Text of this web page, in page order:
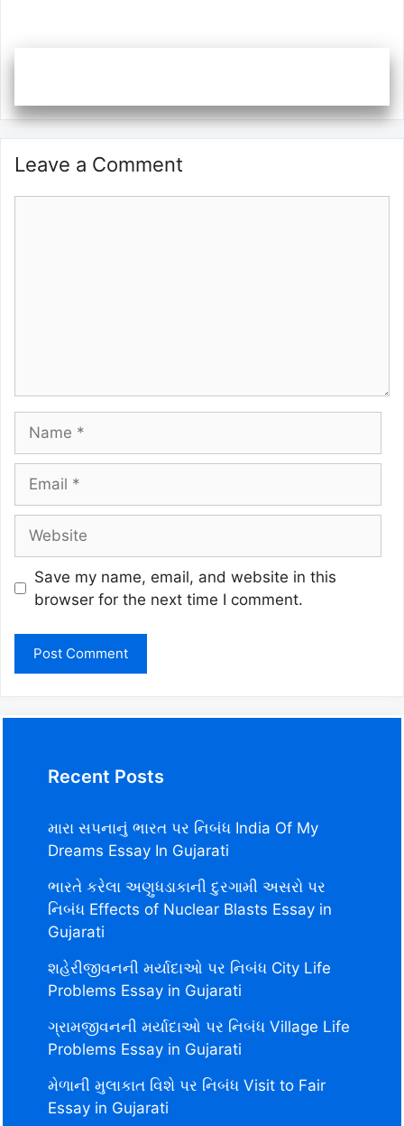
Leave a Comment
Save my name, email, and website in this
browser for the next time I comment.
Recent Posts
મારા સપનાનું ભારત પર નિબંધ India Of My
Dreams Essay In Gujarati
ભારતે કરેલા અણુધડાકાની દુરગામી અસરો પર
નિબંધ Effects of Nuclear Blasts Essay in
Gujarati
શહેરીજીવનની મર્યાદાઓ પર નિબંધ City Life
Problems Essay in Gujarati
ગ્રામજીવનની મર્યાદાઓ પર નિબંધ Village Life
Problems Essay in Gujarati
મેળાની મુલાકાત વિશે પર નિબંધ Visit to Fair
Essay in Gujarati